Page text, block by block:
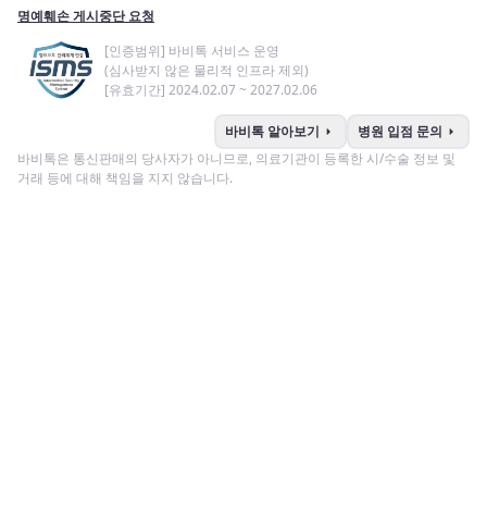
명예훼손 게시중단 요청
[인증범위] 바비톡 서비스 운영
(심사받지 않은 물리적 인프라 제외)
[유효기간] 2024.02.07 ~ 2027.02.06
바비톡 알아보기 arrow_right 병원 입점 문의 arrow_right
바비톡은 통신판매의 당사자가 아니므로, 의료기관이 등록한 시/수술 정보 및
거래 등에 대해 책임을 지지 않습니다.